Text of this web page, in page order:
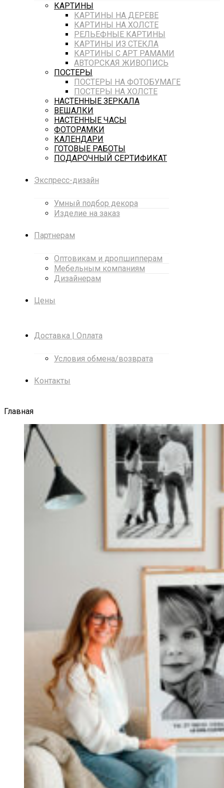
КАРТИНЫ
КАРТИНЫ НА ДЕРЕВЕ
КАРТИНЫ НА ХОЛСТЕ
РЕЛЬЕФНЫЕ КАРТИНЫ
КАРТИНЫ ИЗ СТЕКЛА
КАРТИНЫ С АРТ РАМАМИ
АВТОРСКАЯ ЖИВОПИСЬ
ПОСТЕРЫ
ПОСТЕРЫ НА ФОТОБУМАГЕ
ПОСТЕРЫ НА ХОЛСТЕ
НАСТЕННЫЕ ЗЕРКАЛА
ВЕШАЛКИ
НАСТЕННЫЕ ЧАСЫ
ФОТОРАМКИ
КАЛЕНДАРИ
ГОТОВЫЕ РАБОТЫ
ПОДАРОЧНЫЙ СЕРТИФИКАТ
Экспресс-дизайн
Умный подбор декора
Изделие на заказ
Партнерам
Оптовикам и дропшипперам
Мебельным компаниям
Дизайнерам
Цены
Доставка | Оплата
Условия обмена/возврата
Контакты
Главная